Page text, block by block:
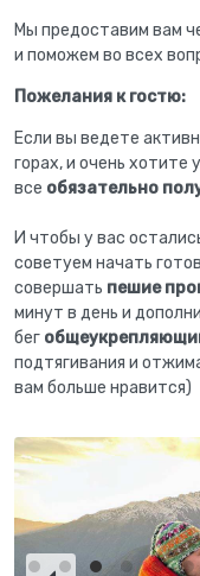
Мы предоставим вам
и поможем во всех
Пожелания к гостю:
Если вы ведете
горах, и очень хотите
все обязательно
И чтобы у вас
советуем начать
совершать пешие
минут в день и
бег
подтягивания и
вам больше нравится)